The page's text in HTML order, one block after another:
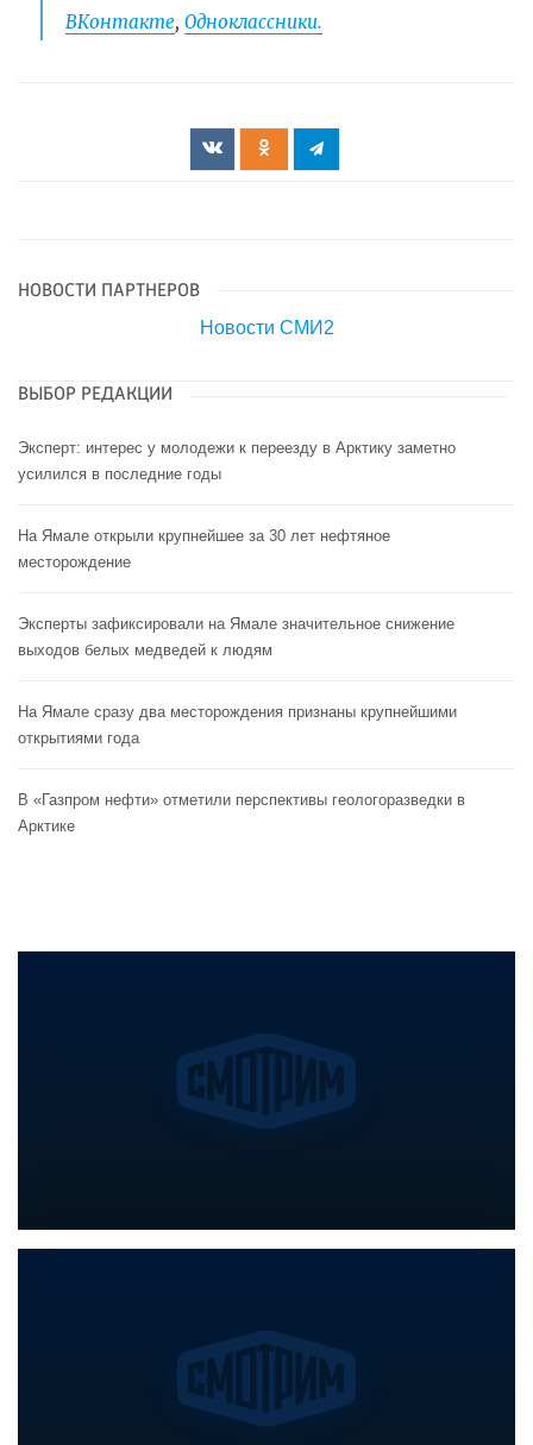
ВКонтакте, Одноклассники.
НОВОСТИ ПАРТНЕРОВ
Новости СМИ2
ВЫБОР РЕДАКЦИИ
Эксперт: интерес у молодежи к переезду в Арктику заметно
усилился в последние годы
На Ямале открыли крупнейшее за 30 лет нефтяное
месторождение
Эксперты зафиксировали на Ямале значительное снижение
выходов белых медведей к людям
На Ямале сразу два месторождения признаны крупнейшими
открытиями года
В «Газпром нефти» отметили перспективы геологоразведки в
Арктике